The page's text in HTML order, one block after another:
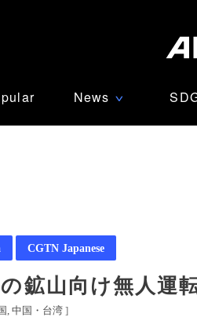
News ∨
CGTN Japanese
鉱山向け無人運
中国・台湾 ]